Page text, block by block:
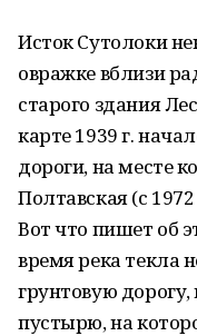
Исток Сутолоки
овражке вблизи
старого здания
карте 1939 г.
дороги, на месте
Полтавская (с
Вот что пишет об
время река текла
грунтовую
пустырю, на